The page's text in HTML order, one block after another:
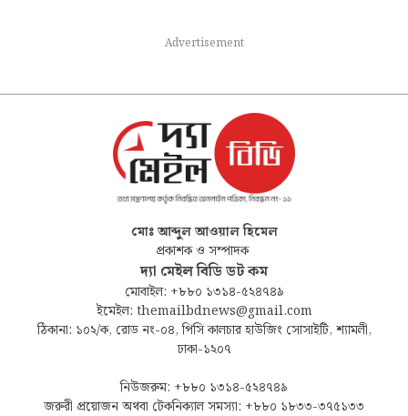
Advertisement
মোঃ আব্দুল আওয়াল হিমেল
প্রকাশক ও সম্পাদক
দ্যা মেইল বিডি ডট কম
মোবাইল: +৮৮০ ১৩১৪-৫২৪৭৪৯
ইমেইল: themailbdnews@gmail.com
ঠিকানা: ১০২/ক, রোড নং-০৪, পিসি কালচার হাউজিং সোসাইটি, শ্যামলী,
ঢাকা-১২০৭
নিউজরুম: +৮৮০ ১৩১৪-৫২৪৭৪৯
জরুরী প্রয়োজন অথবা টেকনিক্যাল সমস্যা: +৮৮০ ১৮৩৩-৩৭৫১৩৩